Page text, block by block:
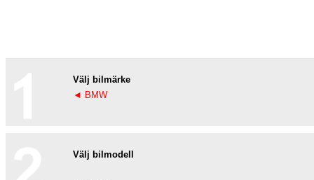
Välj bilmärke
◄ BMW
Välj bilmodell